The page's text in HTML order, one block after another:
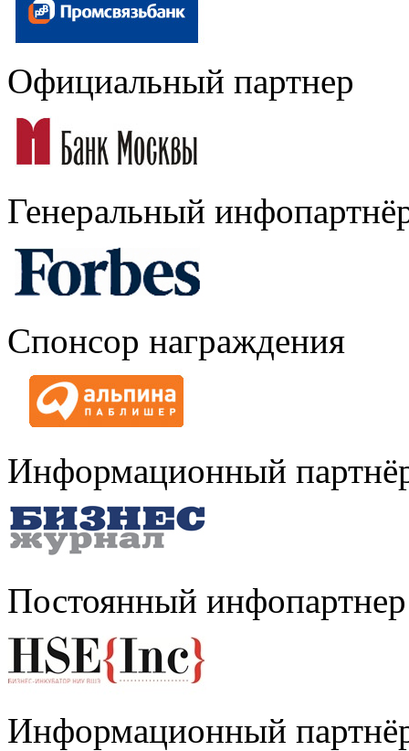
Официальный партнер
Генеральный
Спонсор награждения
Информационный
Постоянный инфопартнер
Информационный